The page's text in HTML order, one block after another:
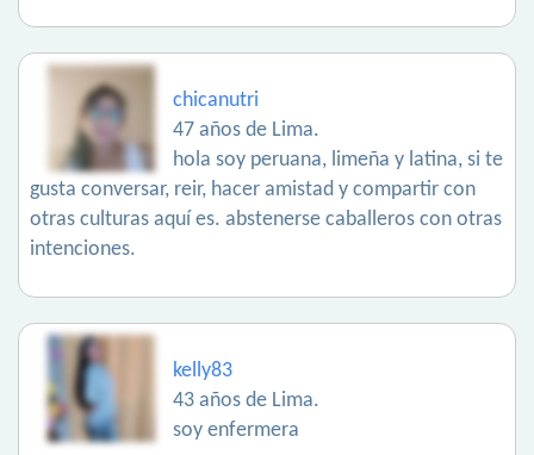
chicanutri
47 años de Lima.
hola soy peruana, limeña y latina, si te
gusta conversar, reir, hacer amistad y compartir con
otras culturas aquí es. abstenerse caballeros con otras
intenciones.
kelly83
43 años de Lima.
soy enfermera